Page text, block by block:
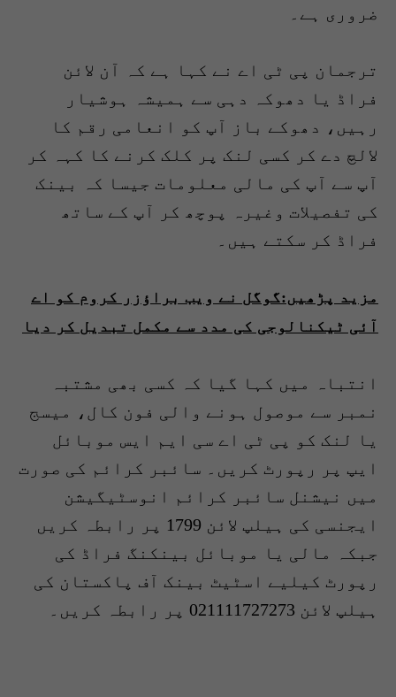
ضروری ہے۔
ترجمان پی ٹی اے نے کہا ہے کہ آن لائن
فراڈ یا دھوکہ دہی سے ہمیشہ ہوشیار
رہیں، دھوکے باز آپ کو انعامی رقم کا
لالچ دے کر کسی لنک پر کلک کرنے کا کہہ کر
آپ سے آپ کی مالی معلومات جیسا کہ بینک
کی تفصیلات وغیرہ پوچھ کر آپ کے ساتھ
فراڈ کر سکتے ہیں۔
مزید پڑھیں:گوگل نے ویب براؤزر کروم کو اے
آئی ٹیکنالوجی کی مدد سے مکمل تبدیل کر دیا
انتباہ میں کہا گیا کہ کسی بھی مشتبہ
نمبر سے موصول ہونے والی فون کال، میسج
یا لنک کو پی ٹی اے سی ایم ایس موبائل
ایپ پر رپورٹ کریں۔ سائبر کرائم کی صورت
میں نیشنل سائبر کرائم انوسٹیگیشن
ایجنسی کی ہیلپ لائن 1799 پر رابطہ کریں
جبکہ مالی یا موبائل بینکنگ فراڈ کی
رپورٹ کیلیے اسٹیٹ بینک آف پاکستان کی
ہیلپ لائن 021111727273 پر رابطہ کریں۔